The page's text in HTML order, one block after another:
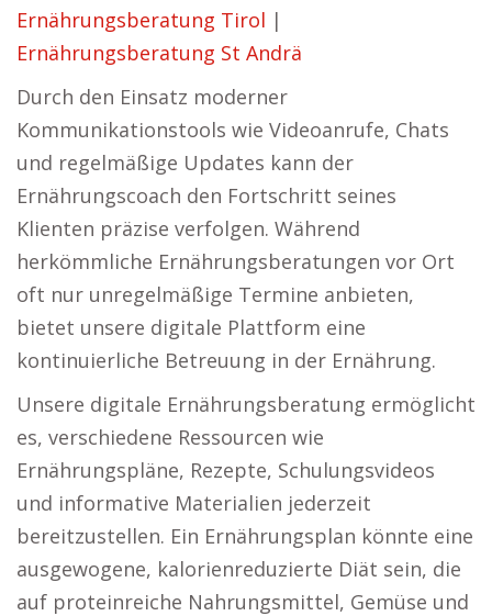
Ernährungsberatung Tirol |
Ernährungsberatung St Andrä
Durch den Einsatz moderner
Kommunikationstools wie Videoanrufe, Chats
und regelmäßige Updates kann der
Ernährungscoach den Fortschritt seines
Klienten präzise verfolgen. Während
herkömmliche Ernährungsberatungen vor Ort
oft nur unregelmäßige Termine anbieten,
bietet unsere digitale Plattform eine
kontinuierliche Betreuung in der Ernährung.
Unsere digitale Ernährungsberatung ermöglicht
es, verschiedene Ressourcen wie
Ernährungspläne, Rezepte, Schulungsvideos
und informative Materialien jederzeit
bereitzustellen. Ein Ernährungsplan könnte eine
ausgewogene, kalorienreduzierte Diät sein, die
auf proteinreiche Nahrungsmittel, Gemüse und